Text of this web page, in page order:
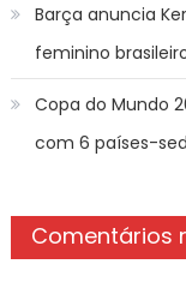
Barça anuncia
feminino
Copa do Mundo
com 6 países-
Comentários